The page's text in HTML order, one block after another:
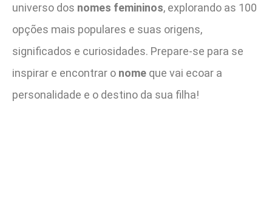
universo dos nomes femininos, explorando as 100
opções mais populares e suas origens,
significados e curiosidades. Prepare-se para se
inspirar e encontrar o nome que vai ecoar a
personalidade e o destino da sua filha!